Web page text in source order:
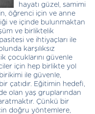
hayatı güzel, samimi
öğrenci için ve anne
ve içinde bulunmaktan
ve birliktelik
ve ihtiyaçları ile
karşılıksız
çocuklarını güvenle
için hep birlikte yol
ile güvenle,
çatıdır. Eğitimin hedefi,
olan yaş gruplarından
Çünkü bir
doğru yöntemlere,